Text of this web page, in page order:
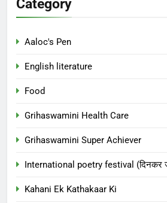
Category
Aaloc's Pen
English literature
Food
Grihaswamini Health Care
Grihaswamini Super Achiever
International poetry festival (दिनकर
Kahani Ek Kathakaar Ki